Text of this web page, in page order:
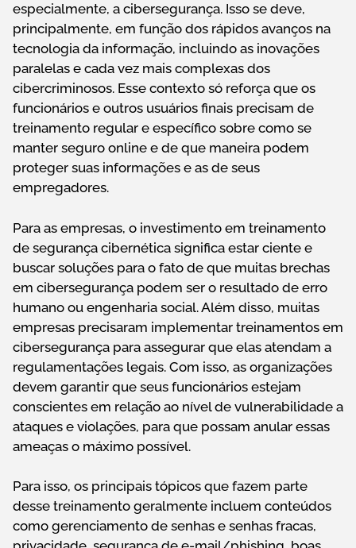
especialmente, a cibersegurança. Isso se deve,
principalmente, em função dos rápidos avanços na
tecnologia da informação, incluindo as inovações
paralelas e cada vez mais complexas dos
cibercriminosos. Esse contexto só reforça que os
funcionários e outros usuários finais precisam de
treinamento regular e específico sobre como se
manter seguro online e de que maneira podem
proteger suas informações e as de seus
empregadores.
Para as empresas, o investimento em treinamento
de segurança cibernética significa estar ciente e
buscar soluções para o fato de que muitas brechas
em cibersegurança podem ser o resultado de erro
humano ou engenharia social. Além disso, muitas
empresas precisaram implementar treinamentos em
cibersegurança para assegurar que elas atendam a
regulamentações legais. Com isso, as organizações
devem garantir que seus funcionários estejam
conscientes em relação ao nível de vulnerabilidade a
ataques e violações, para que possam anular essas
ameaças o máximo possível.
Para isso, os principais tópicos que fazem parte
desse treinamento geralmente incluem conteúdos
como gerenciamento de senhas e senhas fracas,